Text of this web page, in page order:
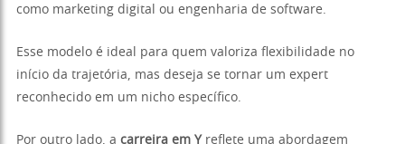
como marketing digital ou engenharia de software.
Esse modelo é ideal para quem valoriza flexibilidade no
início da trajetória, mas deseja se tornar um expert
reconhecido em um nicho específico.
Por outro lado, a carreira em Y reflete uma abordagem